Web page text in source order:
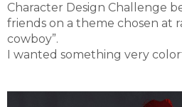
Character Design Challenge
friends on a theme chosen at
cowboy”.
I wanted something very